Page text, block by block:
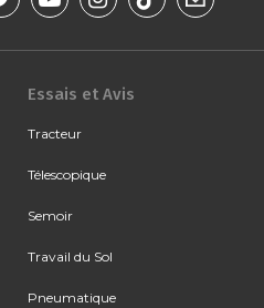
Essais et Avis
Tracteur
Télescopique
Semoir
Travail du Sol
Pneumatique